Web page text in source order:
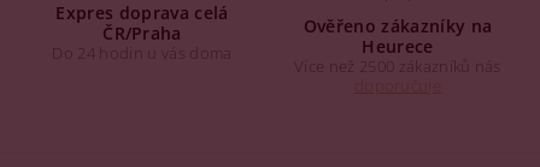
Expres doprava celá
ČR/Praha
Do 24 hodin u vás doma
Ověřeno zákazníky na
Heurece
Více než 2500 zákazníků nás